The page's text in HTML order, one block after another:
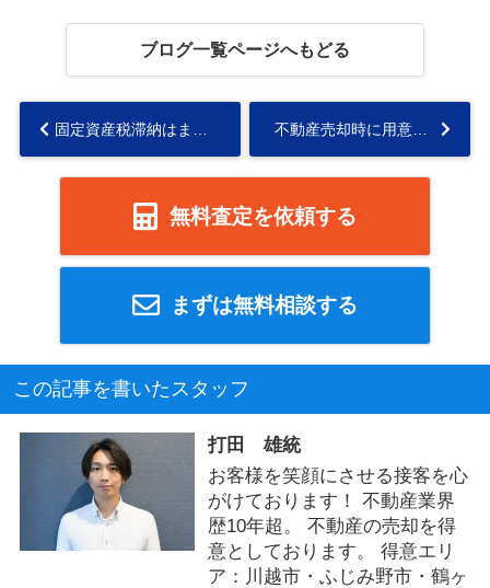
ブログ一覧ページへもどる
無料査定を依頼する
まずは無料相談する
この記事を書いたスタッフ
打田 雄統
お客様を笑顔にさせる接客を心
がけております！ 不動産業界
歴10年超。 不動産の売却を得
意としております。 得意エリ
ア：川越市・ふじみ野市・鶴ヶ